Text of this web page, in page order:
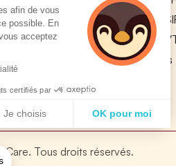
Nos modules
Plateforme
Tous nos outils
Tous droits réservés.
afin de vous
possible. En
acceptez
certifiés par
Je choisis OK pour moi
d'adapter et de gérer vos